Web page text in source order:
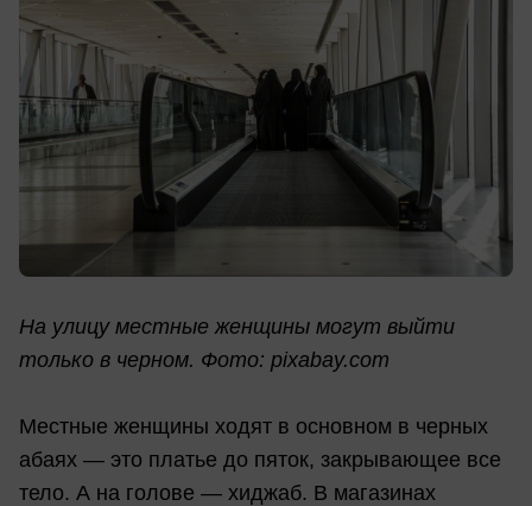
На улицу местные женщины могут выйти
только в черном. Фото: pixabay.com
Местные женщины ходят в основном в черных
абаях — это платье до пяток, закрывающее все
тело. А на голове — хиджаб. В магазинах